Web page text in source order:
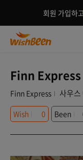
회원 가입하
Finn Express
Finn Express 사우스
Wish
0 Been